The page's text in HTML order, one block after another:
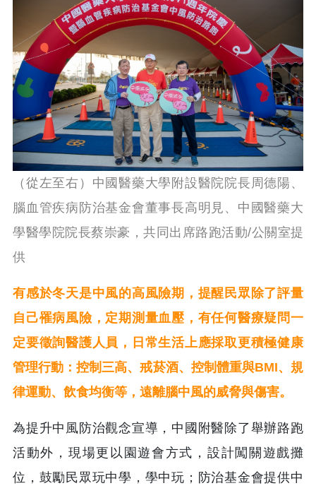
（從左至右）中國醫藥大學附設醫院院長周德陽、
腦血管疾病防治基金會董事長高明見、中國醫藥大
學醫學院院長蔡崇豪，共同出席路跑活動/公關室提
供
有感於冬天是中風的高風險期，提醒民眾除了評量
自己罹病風險，定期測量血壓，有任何醫療疑問一
定要徵詢醫護人員，日常生活上應採取更積極健康
管理行動：控制三高、戒菸酒、控制體重與BMI、規
律運動、飲食均衡等，遠離腦中風的威脅與傷害。
為提升中風防治觀念宣導，中國附醫除了舉辦路跑
活動外，現場更以園遊會方式，設計闖關遊戲攤
位，鼓勵民眾玩中學，學中玩；防治基金會提供中